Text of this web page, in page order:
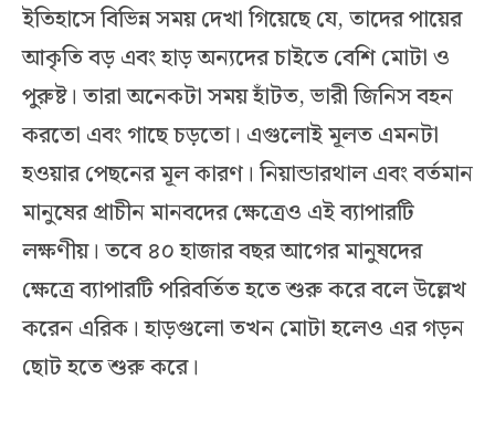
ইতিহাসে বিভিন্ন সময় দেখা গিয়েছে যে, তাদের পায়ের
আকৃতি বড় এবং হাড় অন্যদের চাইতে বেশি মোটা ও
পুরুষ্ট। তারা অনেকটা সময় হাঁটত, ভারী জিনিস বহন
করতো এবং গাছে চড়তো। এগুলোই মূলত এমনটা
হওয়ার পেছনের মূল কারণ। নিয়ান্ডারথাল এবং বর্তমান
মানুষের প্রাচীন মানবদের ক্ষেত্রেও এই ব্যাপারটি
লক্ষণীয়। তবে ৪০ হাজার বছর আগের মানুষদের
ক্ষেত্রে ব্যাপারটি পরিবর্তিত হতে শুরু করে বলে উল্লেখ
করেন এরিক। হাড়গুলো তখন মোটা হলেও এর গড়ন
ছোট হতে শুরু করে।